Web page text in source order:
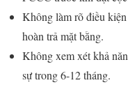
Không làm rõ điều
hoàn trả mặt bằng.
Không xem xét khả
sự trong 6-12 tháng.